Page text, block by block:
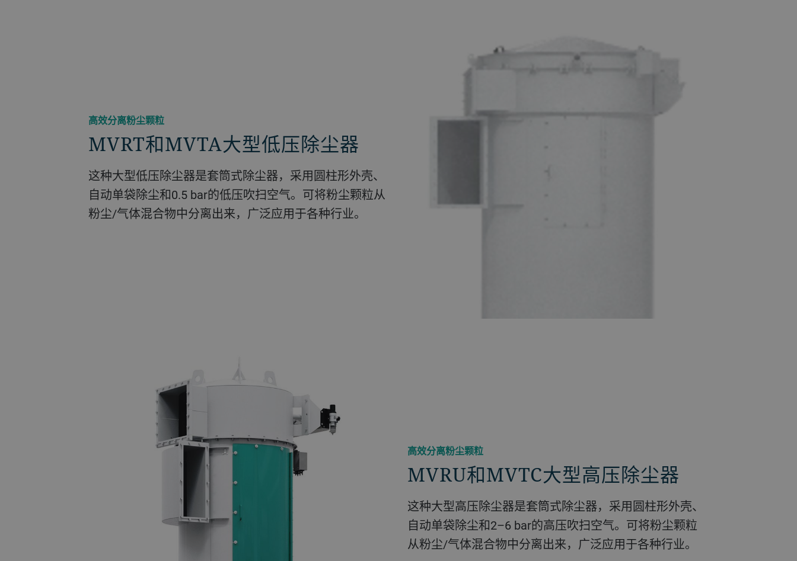
高效分离粉尘颗粒
MVRT和MVTA大型低压除尘器
这种大型低压除尘器是套筒式除尘器，采用圆柱形外壳、
自动单袋除尘和0.5 bar的低压吹扫空气。可将粉尘颗粒从
粉尘/气体混合物中分离出来，广泛应用于各种行业。
高效分离粉尘颗粒
MVRU和MVTC大型高压除尘器
这种大型高压除尘器是套筒式除尘器，采用圆柱形外壳、
自动单袋除尘和2–6 bar的高压吹扫空气。可将粉尘颗粒
从粉尘/气体混合物中分离出来，广泛应用于各种行业。